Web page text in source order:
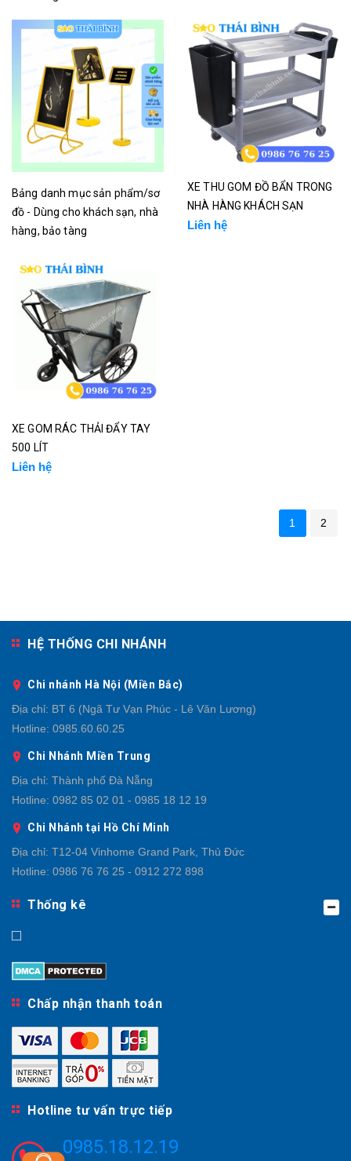
Bảng danh mục sản phẩm/sơ
đồ - Dùng cho khách sạn, nhà
hàng, bảo tàng
XE THU GOM ĐỒ BẨN TRONG
NHÀ HÀNG KHÁCH SẠN
Liên hệ
XE GOM RÁC THẢI ĐẨY TAY
500 LÍT
Liên hệ
1 2
HỆ THỐNG CHI NHÁNH
Chi nhánh Hà Nội (Miền Bắc)
Địa chỉ: BT 6 (Ngã Tư Vạn Phúc - Lê Văn Lương)
Hotline: 0985.60.60.25
Chi Nhánh Miền Trung
Địa chỉ: Thành phố Đà Nẵng
Hotline: 0982 85 02 01 - 0985 18 12 19
Chi Nhánh tại Hồ Chí Minh
Địa chỉ: T12-04 Vinhome Grand Park, Thủ Đức
Hotline: 0986 76 76 25 - 0912 272 898
Thống kê
Chấp nhận thanh toán
Hotline tư vấn trực tiếp
0985.18.12.19